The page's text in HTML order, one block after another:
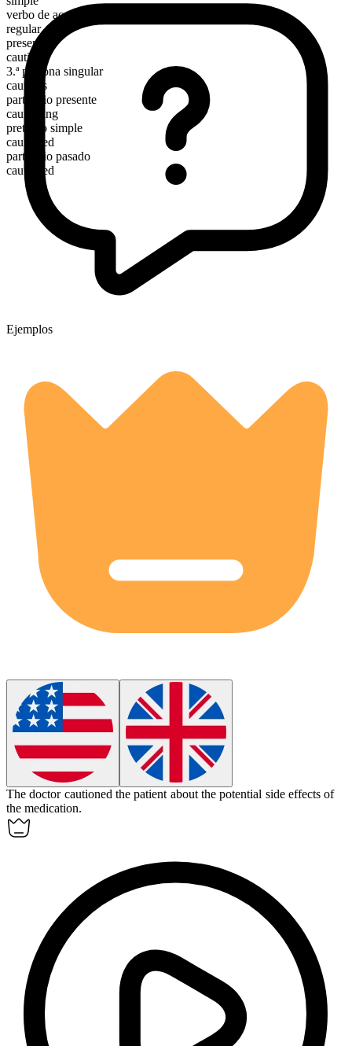
verbo de acción
regular
presente
caution
3.ª persona singular
cautions
participio presente
cautioning
pretérito simple
cautioned
participio pasado
cautioned
Ejemplos
The doctor cautioned the patient about the potential side effects of
the medication.